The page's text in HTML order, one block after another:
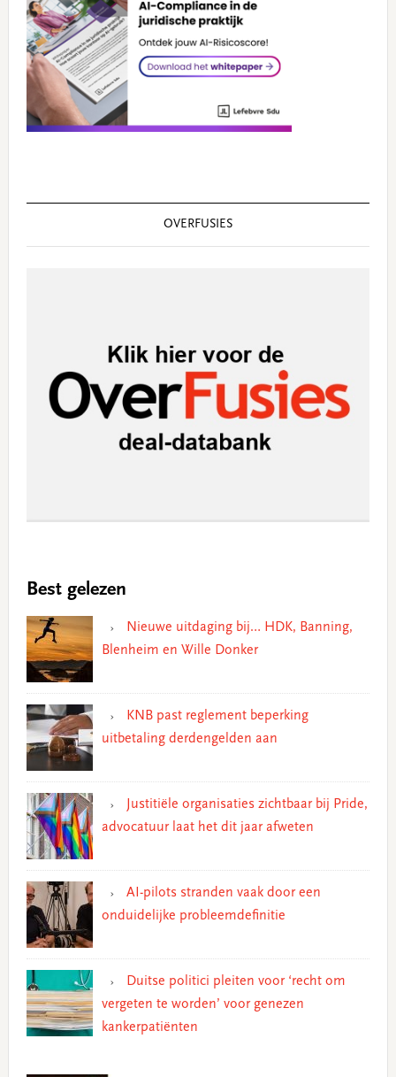
OVERFUSIES
Best gelezen
Nieuwe uitdaging bij… HDK, Banning,
Blenheim en Wille Donker
KNB past reglement beperking
uitbetaling derdengelden aan
Justitiële organisaties zichtbaar bij Pride,
advocatuur laat het dit jaar afweten
AI-pilots stranden vaak door een
onduidelijke probleemdefinitie
Duitse politici pleiten voor ‘recht om
vergeten te worden’ voor genezen
kankerpatiënten